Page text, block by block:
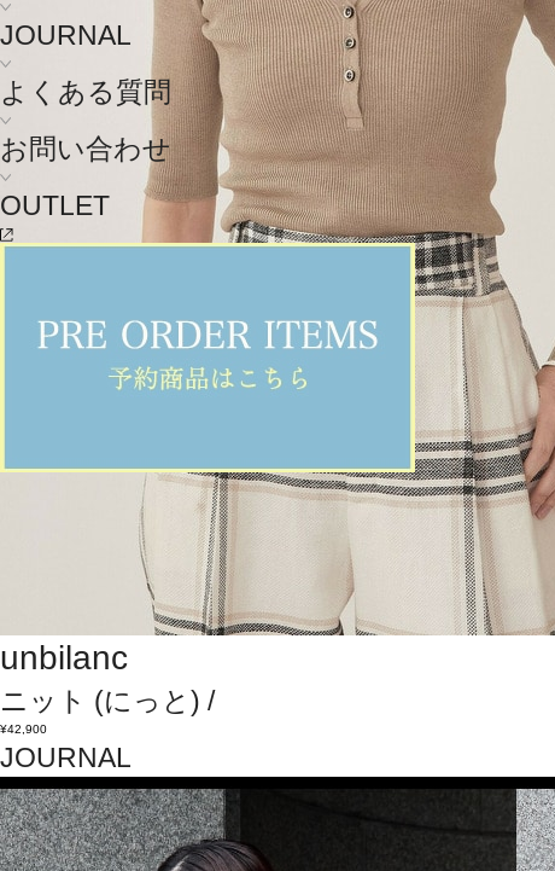
JOURNAL
よくある質問
お問い合わせ
OUTLET
unbilanc
ニット (にっと) /
¥42,900
JOURNAL